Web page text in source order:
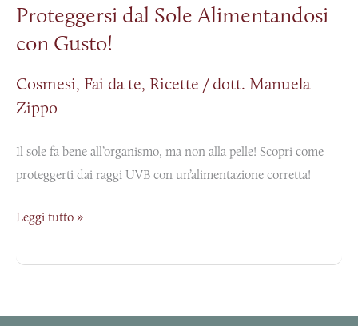
Proteggersi dal Sole Alimentandosi
con Gusto!
Cosmesi, Fai da te, Ricette /dott. Manuela
Zippo
Il sole fa bene all’organismo, ma non alla pelle! Scopri come
proteggerti dai raggi UVB con un’alimentazione corretta!
Sole
Alimentandosi
Gusto!
Leggi tutto »